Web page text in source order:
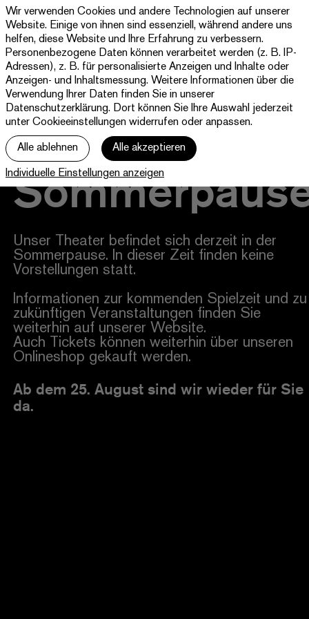
Theater
Paderborn
Westfälische
Kammerspiele
Programm & Tickets
Abos
jott
Ihr Besuch
Haus
Unser Theater befindet sich derzeit in der
Sommerpause. In dieser Zeit finden keine
Vorstellungen statt.
Informationen zur kommenden Spielzeit und zu
zukünftigen Veranstaltungen finden Sie
weiterhin auf unserer Website.
Auch Tickets können weiterhin über unseren
Onlineshop gekauft werden.
Ab dem 25. August sind wir wieder für Sie
da.
Wir verwenden Cookies und andere Technologien auf unserer
Website. Einige von ihnen sind essenziell, während andere uns
helfen, diese Website und Ihre Erfahrung zu verbessern.
Personenbezogene Daten können verarbeitet werden (z. B. IP-
Adressen), z. B. für personalisierte Anzeigen und Inhalte oder
Anzeigen- und Inhaltsmessung. Weitere Informationen über die
Verwendung Ihrer Daten finden Sie in unserer
Datenschutzerklärung. Dort können Sie Ihre Auswahl jederzeit
unter Cookieeinstellungen widerrufen oder anpassen.
Alle ablehnen Alle akzeptieren
Individuelle Einstellungen anzeigen